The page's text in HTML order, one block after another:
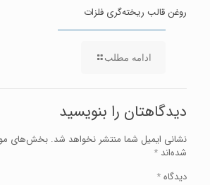
روغن قالب ریخته‌گری فلزات
ادامه مطلب
دیدگاهتان را بنویسید
نشانی ایمیل شما منتشر نخواهد شد. بخش‌های
شده‌اند *
دیدگاه*